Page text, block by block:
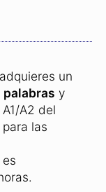
un
palabras y
A2 del
las